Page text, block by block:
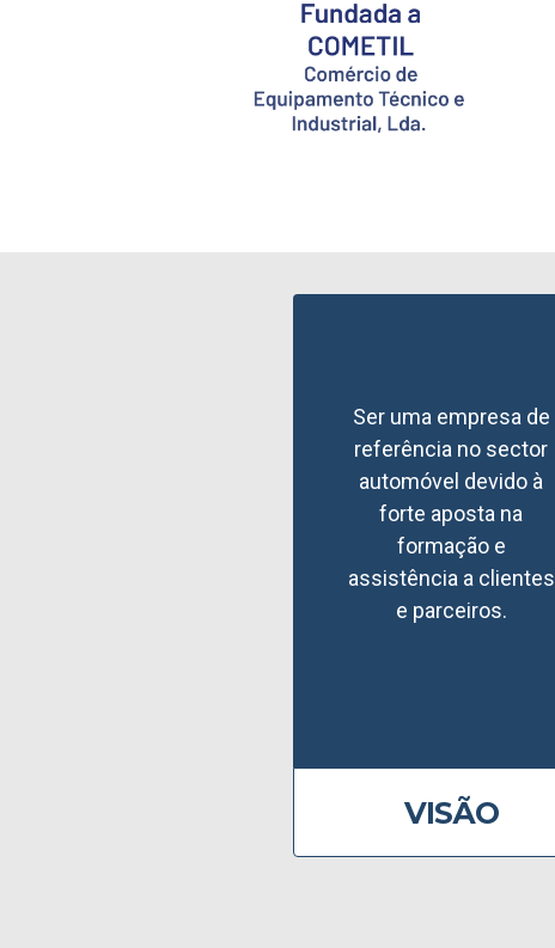
Ser uma empresa de
referência no sector
automóvel devido à
forte aposta na
formação e
assistência a clientes
e parceiros.
VISÃO